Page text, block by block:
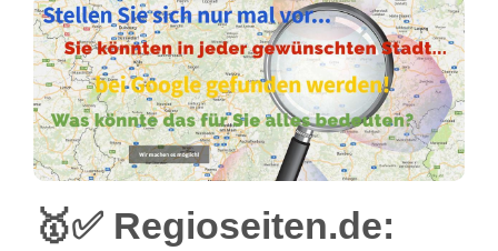
🥇✅ Regioseiten.de: